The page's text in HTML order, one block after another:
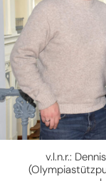
v.l.n.r.: